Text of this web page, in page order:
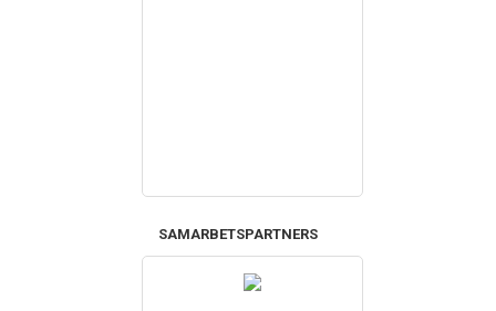
SAMARBETSPARTNERS